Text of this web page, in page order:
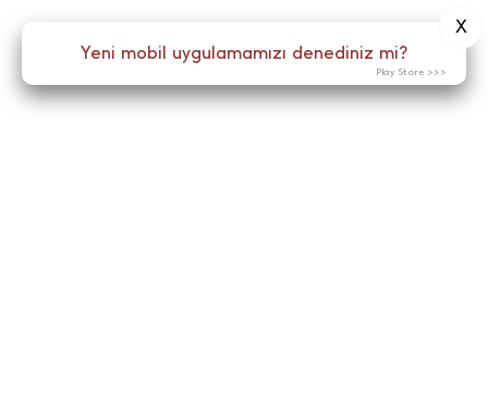
Yeni mobil uygulamamızı denediniz mi?
X
Play Store >>>